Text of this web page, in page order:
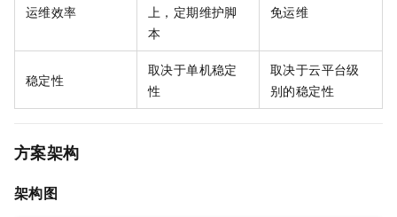
运维效率
上，定期维护脚
本
免运维
稳定性
取决于单机稳定
性
取决于云平台级
别的稳定性
方案架构
架构图